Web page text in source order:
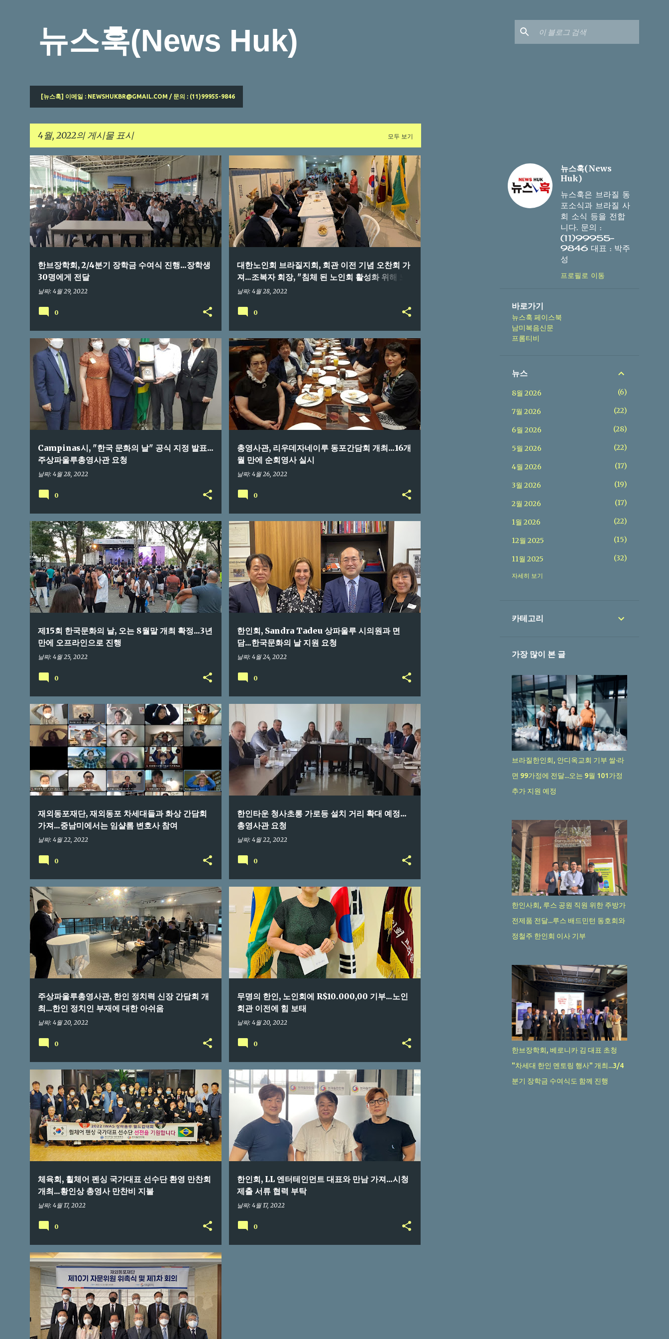
뉴스훅(News Huk)
[뉴스훅] 이메일 : NEWSHUKBR@GMAIL.COM / 문의 : (11)99955-9846
4월, 2022의 게시물 표시 모두 보기
글
한브장학회, 2/4분기 장학금 수여식 진행...장학생
30명에게 전달
날짜: 4월 29, 2022
브라질교민
0
대한노인회 브라질지회, 회관 이전 기념 오찬회 가
져...조복자 회장, "침체 된 노인회 활성화 위해 노
력"
날짜: 4월 28, 2022
브라질교민
0
Campinas시, "한국 문화의 날" 공식 지정 발표...
주상파울루총영사관 요청
날짜: 4월 28, 2022
브라질교민
0
총영사관, 리우데자네이루 동포간담회 개최...16개
월 만에 순회영사 실시
날짜: 4월 26, 2022
브라질교민
0
제15회 한국문화의 날, 오는 8월말 개최 확정...3년
만에 오프라인으로 진행
날짜: 4월 25, 2022
브라질교민
0
한인회, Sandra Tadeu 상파울루 시의원과 면
담...한국문화의 날 지원 요청
날짜: 4월 24, 2022
브라질교민
0
재외동포재단, 재외동포 차세대들과 화상 간담회
가져...중남미에서는 임샬롬 변호사 참여
날짜: 4월 22, 2022
한국뉴스
0
한인타운 청사초롱 가로등 설치 거리 확대 예정...
총영사관 요청
날짜: 4월 22, 2022
브라질교민
0
주상파울루총영사관, 한인 정치력 신장 간담회 개
최...한인 정치인 부재에 대한 아쉬움
날짜: 4월 20, 2022
브라질교민
0
무명의 한인, 노인회에 R$10.000,00 기부...노인
회관 이전에 힘 보태
날짜: 4월 20, 2022
브라질교민
0
체육회, 휠체어 펜싱 국가대표 선수단 환영 만찬회
개최...황인상 총영사 만찬비 지불
날짜: 4월 17, 2022
브라질교민
0
한인회, LL 엔터테인먼트 대표와 만남 가져...시청
제출 서류 협력 부탁
날짜: 4월 17, 2022
브라질교민
0
한국뉴스
뉴스훅(News
Huk)
뉴스훅은 브라질 동
포소식과 브라질 사
회 소식 등을 전합
니다. 문의 :
(11)99955-
9846 대표 : 박주
성
프로필로 이동
바로가기
뉴스훅 페이스북
남미복음신문
프롬티비
뉴스
8월 2026 6
7월 2026 22
6월 2026 28
5월 2026 22
4월 2026 17
3월 2026 19
2월 2026 17
1월 2026 22
12월 2025 15
11월 2025 32
10월 2025
8월 2025
6월 2025
4월 2025 20
3월 2025 17
2월 2025 20
1월 2025 20
12월 2024 21
11월 2024 23
8월 2024 31
7월 2024 23
6월 2024 23
5월 2024 30
4월 2024 24
24
1월 2024 19
12월 2023 36
11월 2023 31
10월 2023 29
9월 2023 20
8월 2023 38
자세히 보기
카테고리
가장 많이 본 글
브라질한인회, 안디옥교회 기부 쌀·라
면 99가정에 전달...오는 9월 101가정
추가 지원 예정
한인사회, 루스 공원 직원 위한 주방가
전제품 전달...루스 배드민턴 동호회와
정철주 한인회 이사 기부
한브장학회, 베로니카 김 대표 초청
"차세대 한인 멘토링 행사" 개최...3/4
분기 장학금 수여식도 함께 진행